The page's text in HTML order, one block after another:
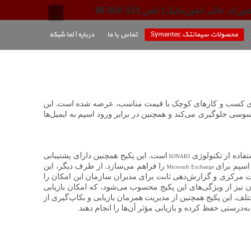
محصولات سیمانتک Symantec تماس با ما درباره آلما شبکه
انفورماتیک) تلفن 323 000 88
برای کسب و کارهای کوچک با قیمت مناسب، عرضه شده است. این
جلوگیری می‌کند و همچنین در برابر ورود اسپم به ایمیل‌ها
از تکنولوژی SONAR3
است. این پکیج همچنین دارای پشتیبانی
برای Microsoft Exchange را فراهم می‌سازد. از طرف دیگر، این
99٪ را تضمین می‌کند. مدیریت مرکزی و گزارش‌دهی ثابت برای مدیران سازمان این امکان را
نیز از ویژگی‌های این پکیج محسوب می‌شود، که امکان بازیابی
این پکیج همچنین از مدیریت همزمان بازیابی و بکاپ‌گیری از
حفظ کرده و بازیابی مؤثر آن‌ها را انجام دهند